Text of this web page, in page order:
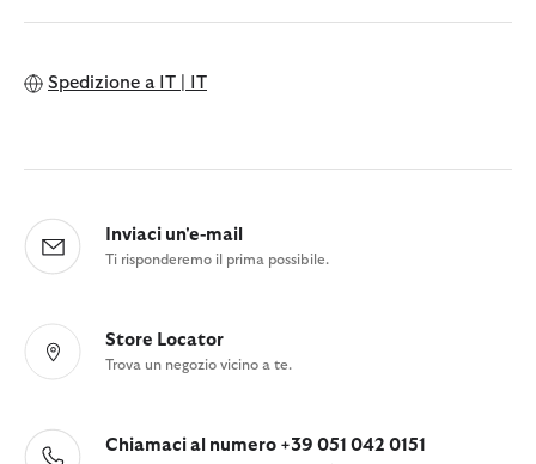
Spedizione a IT | IT
Inviaci un'e-mail
Ti risponderemo il prima possibile.
Store Locator
Trova un negozio vicino a te.
Chiamaci al numero +39 051 042 0151